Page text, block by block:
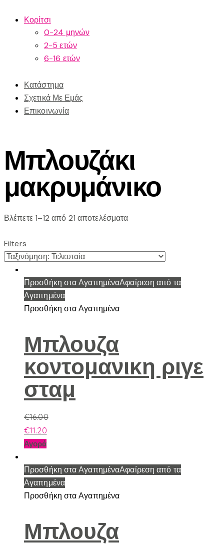
Κορίτσι
0-24 μηνών
2-5 ετών
6-16 ετών
Κατάστημα
Σχετικά Με Εμάς
Επικοινωνία
Μπλουζάκι
μακρυμάνικο
Βλέπετε 1–12 από 21 αποτελέσματαSorted
Filters
Προσθήκη στα ΑγαπημέναΑφαίρεση από τα
Αγαπημένα
Προσθήκη στα Αγαπημένα
Μπλουζα
κοντομανικη ριγε
σταμ
€16.00
€11.20
ΑγοράΑυτό
προϊόν
έχει
πολλαπλές
επιλογές
Προσθήκη στα ΑγαπημέναΑφαίρεση από τα
Αγαπημένα
Προσθήκη στα Αγαπημένα
Μπλουζα